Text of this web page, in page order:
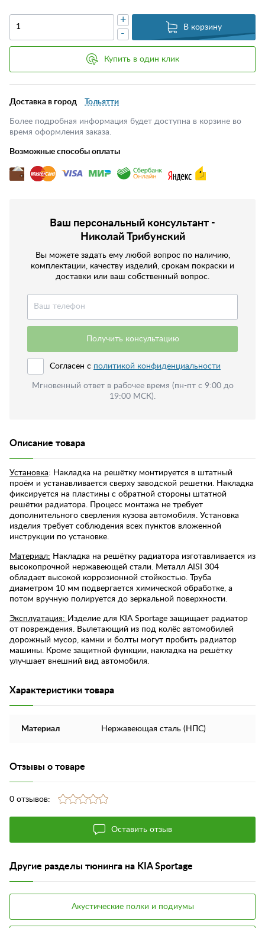
-
+
В корзину
Купить в один клик
Доставка в город Тольятти
Более подробная информация будет доступна в корзине во
время оформления заказа.
Возможные способы оплаты
Ваш персональный консультант -
Николай Трибунский
Вы можете задать ему любой вопрос по наличию,
комплектации, качеству изделий, срокам покраски и
доставки или ваш собственный вопрос.
Получить консультацию
Согласен с политикой конфиденциальности
Мгновенный ответ в рабочее время (пн-пт с 9:00 до
19:00 МСК).
Описание товара
Установка: Накладка на решётку монтируется в штатный
проём и устанавливается cверху заводской решетки. Накладка
фиксируется на пластины с обратной стороны штатной
решётки радиатора. Процесс монтажа не требует
дополнительного сверления кузова автомобиля. Установка
изделия требует соблюдения всех пунктов вложенной
инструкции по установке.
Материал: Накладка на решётку радиатора изготавливается из
высокопрочной нержавеющей стали. Металл AISI 304
обладает высокой коррозионной стойкостью. Труба
диаметром 10 мм подвергается химической обработке, а
потом вручную полируется до зеркальной поверхности.
Эксплуатация: Изделие для KIA Sportage защищает радиатор
от повреждения. Вылетающий из под колёс автомобилей
дорожный мусор, камни и болты могут пробить радиатор
машины. Кроме защитной функции, накладка на решётку
улучшает внешний вид автомобиля.
Характеристики товара
Материал Нержавеющая сталь (НПС)
Отзывы о товаре
0 отзывов:
Оставить отзыв
Другие разделы тюнинга на KIA Sportage
Акустические полки и подиумы